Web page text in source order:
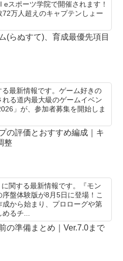
スポーツ学院で開催されます！
万人超えのキャプテンしょー
(らぬすて)、育成最優先項目
る最新情報です。ゲーム好きの
る道内最大級のゲームイベン
」が、参加者募集を開始しま
の評価とおすすめ編成｜キ
整
関する最新情報です。『モン
盤体験版が8月5日に登場！こ
から始まり、プロローグや第
るチ...
の準備まとめ｜Ver.7.0まで